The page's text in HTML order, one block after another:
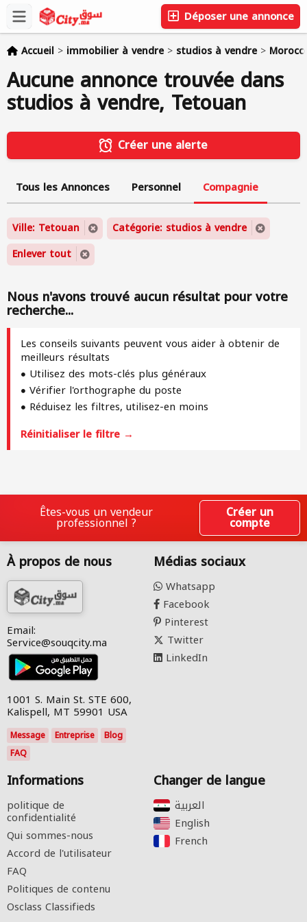
Déposer une annonce
Accueil > immobilier à vendre > studios à vendre >
Aucune annonce trouvée dans
studios à vendre, Tetouan
Créer une alerte
Tous les Annonces Personnel Compagnie
Ville: Tetouan
Catégorie: studios à vendre
Enlever tout
Nous n'avons trouvé aucun résultat pour votre
recherche...
Les conseils suivants peuvent vous aider à obtenir de
meilleurs résultats
Utilisez des mots-clés plus généraux
Vérifier l'orthographe du poste
Réduisez les filtres, utilisez-en moins
Réinitialiser le filtre →
Êtes-vous un vendeur
professionnel ?
Créer un
compte
À propos de nous
Email:
Service@souqcity.ma
1001 S. Main St. STE 600,
Kalispell, MT 59901 USA
Message Entreprise
Blog
FAQ
Médias sociaux
Whatsapp
Facebook
Pinterest
Twitter
LinkedIn
Informations
politique de
confidentialité
Qui sommes-nous
Accord de l'utilisateur
FAQ
Politiques de contenu
Osclass Classifieds
Changer de langue
English‎
French‎